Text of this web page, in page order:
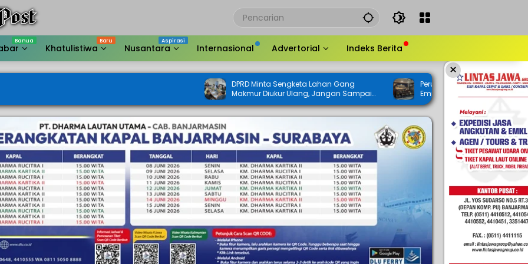
Khatulistiwa Nusantara Internasional Advertorial Indeks Berita
×
DPRD Minta Sengketa Lahan Gang
Makmur Diukur Ulang, Jangan Sampai
Jalan Warga Menyusut
Perubahan KUA-PPAS 2026 Mulai Dibahas,
Empat Raperda Inisiatif DPRD Ikut
Digodok